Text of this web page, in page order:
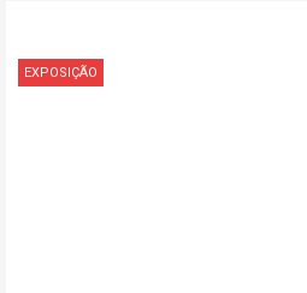
EXPOSIÇÃO